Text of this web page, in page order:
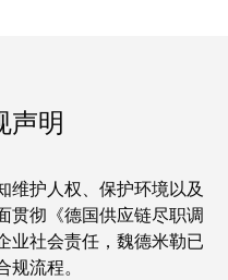
声明
维护人权、保护环境以及
贯彻《德国供应链尽职调
业社会责任，魏德米勒已
流程。